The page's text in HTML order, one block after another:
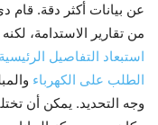
عن بيانات أكثر دقة.
من تقارير الاستدامة،
استبعاد التفاصيل
الطلب على الكهرباء
وجه التحديد. يمكن أن